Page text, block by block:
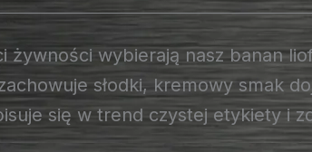
żywności wybierają nasz banan
słodki, kremowy smak
się w trend czystej etykiety i